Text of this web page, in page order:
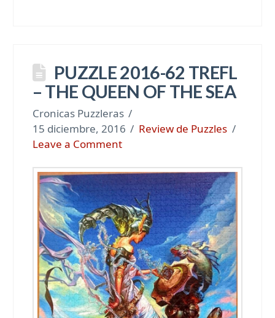
PUZZLE 2016-62 TREFL
– THE QUEEN OF THE SEA
Cronicas Puzzleras
15 diciembre, 2016
Review de Puzzles
Leave a Comment